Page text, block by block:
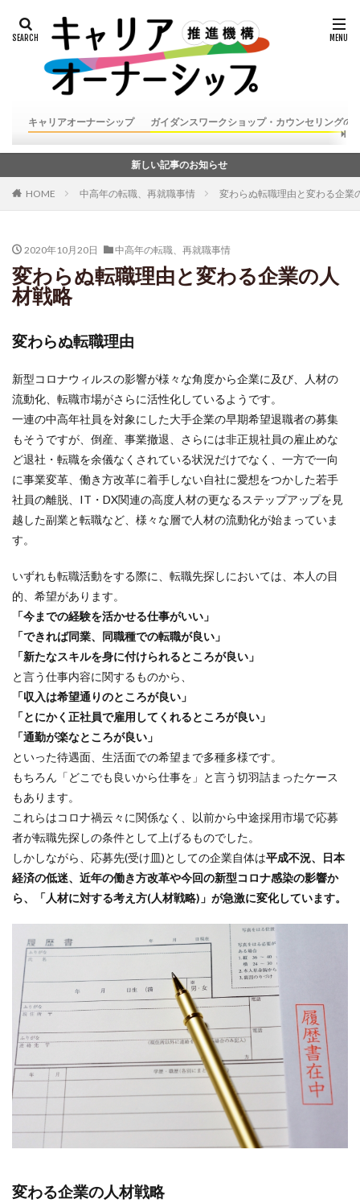
キャリアオーナーシップ ガイダンスワークショップ・カウンセリングの
新しい記事のお知らせ
HOME 中高年の転職、再就職事情 変わらぬ転職理由と変わる企業
2020年10月20日 中高年の転職、再就職事情
変わらぬ転職理由と変わる企業の人
材戦略
変わらぬ転職理由
新型コロナウィルスの影響が様々な角度から企業に及び、人材の
流動化、転職市場がさらに活性化しているようです。
一連の中高年社員を対象にした大手企業の早期希望退職者の募集
もそうですが、倒産、事業撤退、さらには非正規社員の雇止めな
ど退社・転職を余儀なくされている状況だけでなく、一方で一向
に事業変革、働き方改革に着手しない自社に愛想をつかした若手
社員の離脱、IT・DX関連の高度人材の更なるステップアップを見
越した副業と転職など、様々な層で人材の流動化が始まっていま
す。
いずれも転職活動をする際に、転職先探しにおいては、本人の目
的、希望があります。
「今までの経験を活かせる仕事がいい」
「できれば同業、同職種での転職が良い」
「新たなスキルを身に付けられるところが良い」
と言う仕事内容に関するものから、
「収入は希望通りのところが良い」
「とにかく正社員で雇用してくれるところが良い」
「通勤が楽なところが良い」
といった待遇面、生活面での希望まで多種多様です。
もちろん「どこでも良いから仕事を」と言う切羽詰まったケース
もあります。
これらはコロナ禍云々に関係なく、以前から中途採用市場で応募
者が転職先探しの条件として上げるものでした。
しかしながら、応募先(受け皿)としての企業自体は平成不況、日本
経済の低迷、近年の働き方改革や今回の新型コロナ感染の影響か
ら、「人材に対する考え方(人材戦略)」が急激に変化しています。
変わる企業の人材戦略